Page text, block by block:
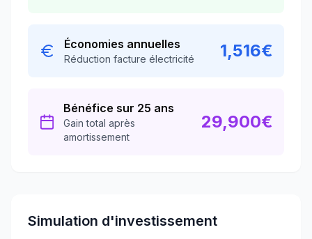
Économies annuelles
Réduction facture électricité 1,516€
Bénéfice sur 25 ans
Gain total après
amortissement
29,900€
Simulation d'investissement